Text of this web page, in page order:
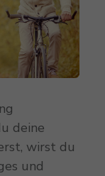
deine
wirst du
und